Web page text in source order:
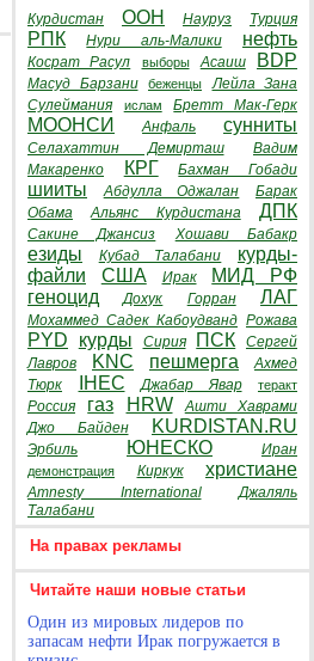
Курдистан ООН Науруз Турция
РПК Нури аль-Малики нефть
Косрат Расул выборы Асаиш BDP
Масуд Барзани беженцы
Лейла Зана
Сулеймания
ислам Бретт Мак-Герк
МООНСИ Анфаль сунниты
Селахаттин Демирташ
Вадим
Макаренко
КРГ Бахман Гобади
шииты Абдулла Оджалан
Барак
Обама
Альянс Курдистана ДПК
Сакине Джансиз Хошави Бабакр
езиды Кубад Талабани
курды-
файли
США Ирак
МИД РФ
геноцид
Дохук Горран ЛАГ
Мохаммед Садек Кабоудванд Рожава
PYD курды Сирия ПСК
Сергей
Лавров
KNC пешмерга
Ахмед
Тюрк
IHEC Джабар Явар теракт
Россия газ HRW
Ашти Хаврами
Джо Байден
KURDISTAN.RU
Эрбиль ЮНЕСКО Иран
демонстрация Киркук христиане
Amnesty International
Джаляль
Талабани
На правах рекламы
Читайте наши новые статьи
Один из мировых лидеров по
запасам нефти Ирак погружается в